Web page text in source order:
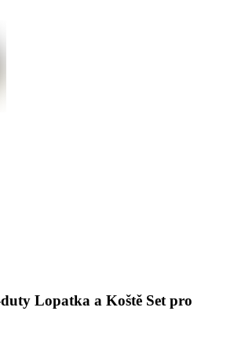
Lopatka a Koště Set pro